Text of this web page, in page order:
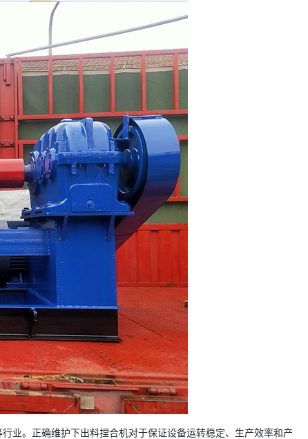
业。正确维护下出料捏合机对于保证设备运转稳定、生产效率和产